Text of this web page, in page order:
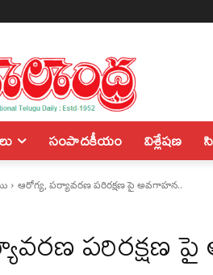
సంపాదకీయం విశ్లేషణ
ఆరోగ్య, పర్యావరణ పరిరక్షణ పై అవగాహన..
పరిరక్షణ